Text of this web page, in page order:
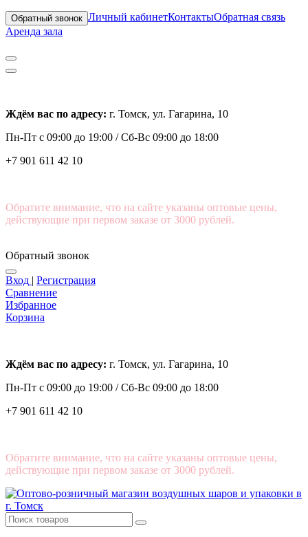
Обратный звонок Личный кабинетКонтактыОбратная связь
Аренда зала
Ждём вас по адресу: г. Томск, ул. Гагарина, 10
Пн-Пт с 09:00 до 19:00 /Сб-Вс 09:00 до 18:00
+7 901 611 42 10
Обратите внимание, что на сайте указаны оптовые цены,
действующие при первом заказе от 3000 рублей.
Обратный звонок
Вход | Регистрация
Сравнение
Избранное
Корзина
Ждём вас по адресу: г. Томск, ул. Гагарина, 10
Пн-Пт с 09:00 до 19:00 /Сб-Вс 09:00 до 18:00
+7 901 611 42 10
Обратите внимание, что на сайте указаны оптовые цены,
действующие при первом заказе от 3000 рублей.